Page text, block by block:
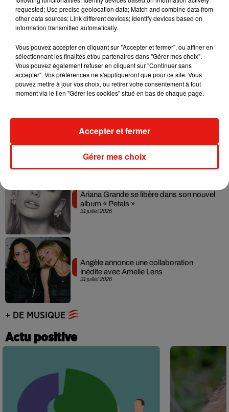
4 août 2026
4 août 2026
Ariana Grande prendra une pause après
sa tournée mondiale
Grand Corps Malade emmène Styleto
en road-trip dans son nouveau clip
31 juillet 2026
Ariana Grande se libère dans son nouvel
album « Petals »
31 juillet 2026
Angèle annonce une collaboration
inédite avec Amelie Lens
+ DE MUSIQUE
Actu positive
requested; Use precise geolocation data; Match and combine data from
other data sources; Link different devices; Identify devices based on
information transmitted automatically.
Vous pouvez accepter en cliquant sur "Accepter et fermer", ou affiner en
sélectionnant les finalités et/ou partenaires dans "Gérer mes choix".
Vous pouvez également refuser en cliquant sur "Continuer sans
accepter". Vos préférences ne s'appliqueront que pour ce site. Vous
pouvez mettre à jour vos choix, ou retirer votre consentement à tout
moment via le lien "Gérer les cookies" situé en bas de chaque page.
Gérer mes choix
Accepter et fermer